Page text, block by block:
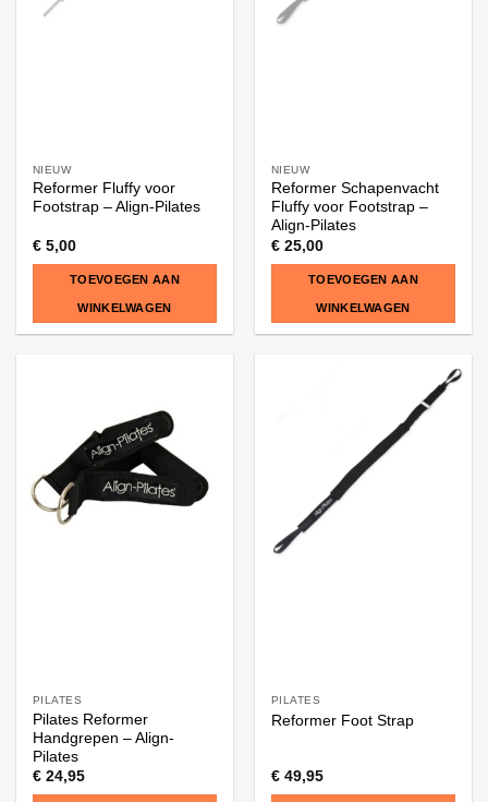
NIEUW
Reformer Fluffy voor
Footstrap – Align-Pilates
€5,00
TOEVOEGEN AAN
WINKELWAGEN
NIEUW
Reformer Schapenvacht
Fluffy voor Footstrap –
Align-Pilates
€25,00
TOEVOEGEN AAN
WINKELWAGEN
PILATES
Pilates Reformer
Handgrepen – Align-
Pilates
€24,95
PILATES
Reformer Foot Strap
€49,95